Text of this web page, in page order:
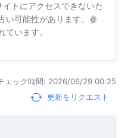
トにアクセスできないた
い可能性があります。参
ています。
ェック時間: 2026/06/29 00:25
更新をリクエスト